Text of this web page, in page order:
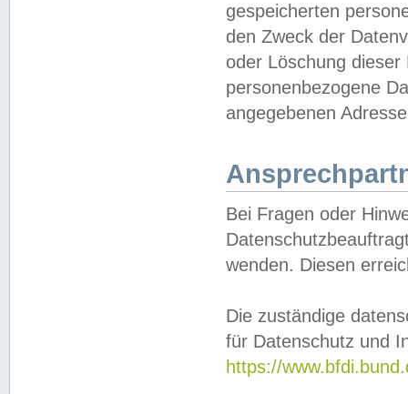
gespeicherten
den Zweck der
oder Löschung
personenbezogene
angegebenen
Bei Fragen oder
wenden. Diesen
Die zuständige
für Datenschutz und
https://